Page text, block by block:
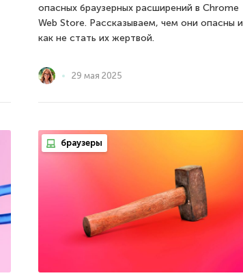
опасных браузерных расширений в Chrome
Web Store. Рассказываем, чем они опасны и
как не стать их жертвой.
29 мая 2025
браузеры